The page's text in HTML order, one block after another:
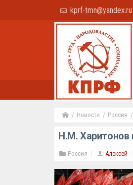
kprf-tmn@yandex.ru
Новости Россия
Н.М. Харитонов
Россия Алексей